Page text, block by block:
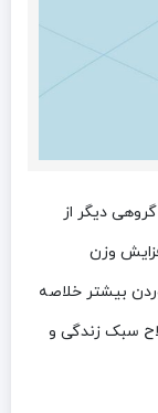
دیگر از
وزن
بیشتر خلاصه
سبک زندگی و